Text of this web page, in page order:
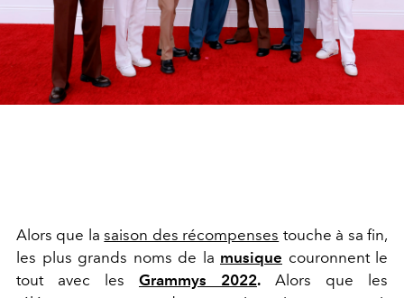
Alors que lasaison des récompenses touche à sa fin,
les plus grands noms de la musique couronnent le
tout avec les Grammys 2022. Alors que les